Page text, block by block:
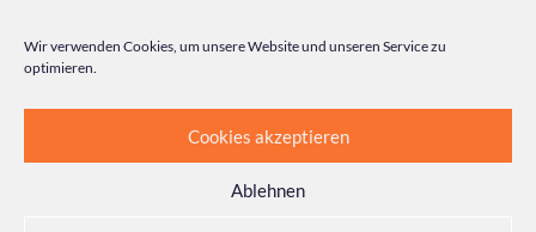
Wir verwenden Cookies, um unsere Website und unseren Service zu
optimieren.
Cookies akzeptieren
Ablehnen
Facebook
Kontakt
Cookies
Datenschutz